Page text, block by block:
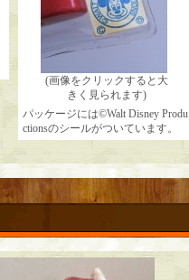
(画像をクリックすると大
きく見られます)
パッケージには©Walt Disney Produ
ctionsのシールがついています。